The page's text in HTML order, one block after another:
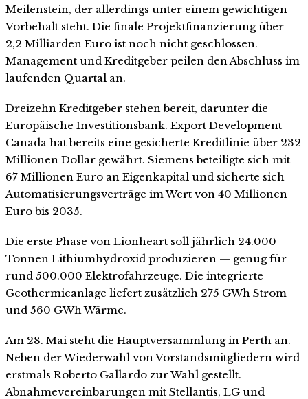
Meilenstein, der allerdings unter einem gewichtigen
Vorbehalt steht. Die finale Projektfinanzierung über
2,2 Milliarden Euro ist noch nicht geschlossen.
Management und Kreditgeber peilen den Abschluss im
laufenden Quartal an.
Dreizehn Kreditgeber stehen bereit, darunter die
Europäische Investitionsbank. Export Development
Canada hat bereits eine gesicherte Kreditlinie über 232
Millionen Dollar gewährt. Siemens beteiligte sich mit
67 Millionen Euro an Eigenkapital und sicherte sich
Automatisierungsverträge im Wert von 40 Millionen
Euro bis 2035.
Die erste Phase von Lionheart soll jährlich 24.000
Tonnen Lithiumhydroxid produzieren — genug für
rund 500.000 Elektrofahrzeuge. Die integrierte
Geothermieanlage liefert zusätzlich 275 GWh Strom
und 560 GWh Wärme.
Am 28. Mai steht die Hauptversammlung in Perth an.
Neben der Wiederwahl von Vorstandsmitgliedern wird
erstmals Roberto Gallardo zur Wahl gestellt.
Abnahmevereinbarungen mit Stellantis, LG und